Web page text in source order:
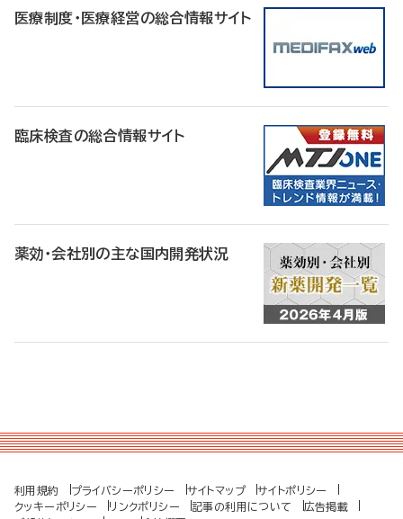
医療制度・医療経営の総合情報サイト
臨床検査の総合情報サイト
薬効・会社別の主な国内開発状況
利用規約 プライバシーポリシー サイトマップ
サイトポリシー
クッキーポリシー
リンクポリシー 記事の利用について
広告掲載